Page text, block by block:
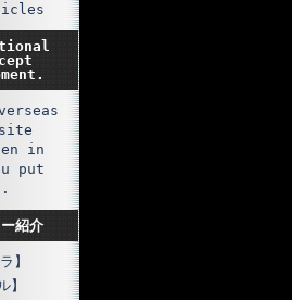
in
put
紹介
】
】